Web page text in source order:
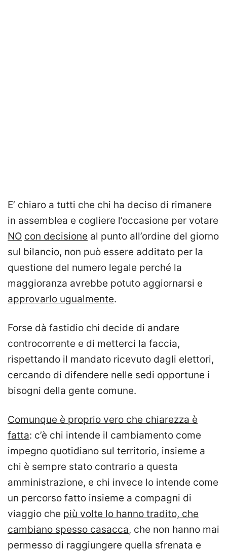
E’ chiaro a tutti che chi ha deciso di rimanere
in assemblea e cogliere l’occasione per votare
NO con decisione al punto all’ordine del giorno
sul bilancio, non può essere additato per la
questione del numero legale perché la
maggioranza avrebbe potuto aggiornarsi e
approvarlo ugualmente.
Forse dà fastidio chi decide di andare
controcorrente e di metterci la faccia,
rispettando il mandato ricevuto dagli elettori,
cercando di difendere nelle sedi opportune i
bisogni della gente comune.
Comunque è proprio vero che chiarezza è
fatta: c’è chi intende il cambiamento come
impegno quotidiano sul territorio, insieme a
chi è sempre stato contrario a questa
amministrazione, e chi invece lo intende come
un percorso fatto insieme a compagni di
viaggio che più volte lo hanno tradito, che
cambiano spesso casacca, che non hanno mai
permesso di raggiungere quella sfrenata e